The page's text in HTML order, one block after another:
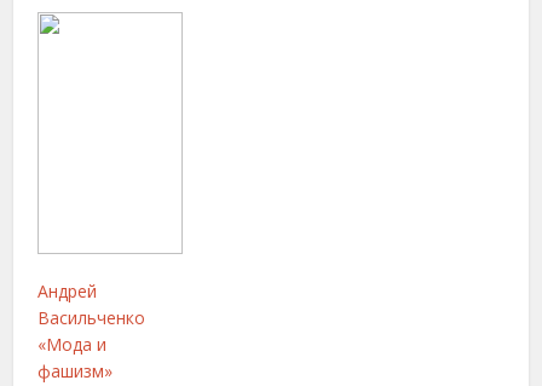
Андрей
Васильченко
«Мода и
фашизм»